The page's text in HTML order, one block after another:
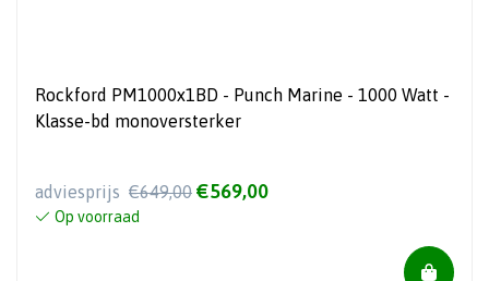
Rockford PM1000x1BD - Punch Marine - 1000 Watt -
Klasse-bd monoversterker
adviesprijs €649,00 €569,00
Op voorraad